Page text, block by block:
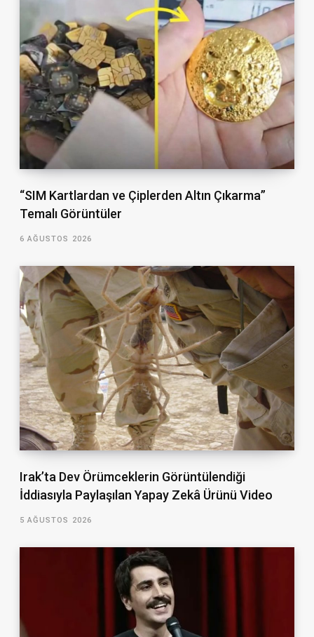
“SIM Kartlardan ve Çiplerden Altın Çıkarma”
Temalı Görüntüler
6 AĞUSTOS 2026
Irak’ta Dev Örümceklerin Görüntülendiği
İddiasıyla Paylaşılan Yapay Zekâ Ürünü Video
5 AĞUSTOS 2026